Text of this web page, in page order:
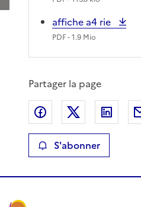
affiche a4 rie
PDF- 1.9 Mio
Partager la page
Partager surPartager sur
S'abonner